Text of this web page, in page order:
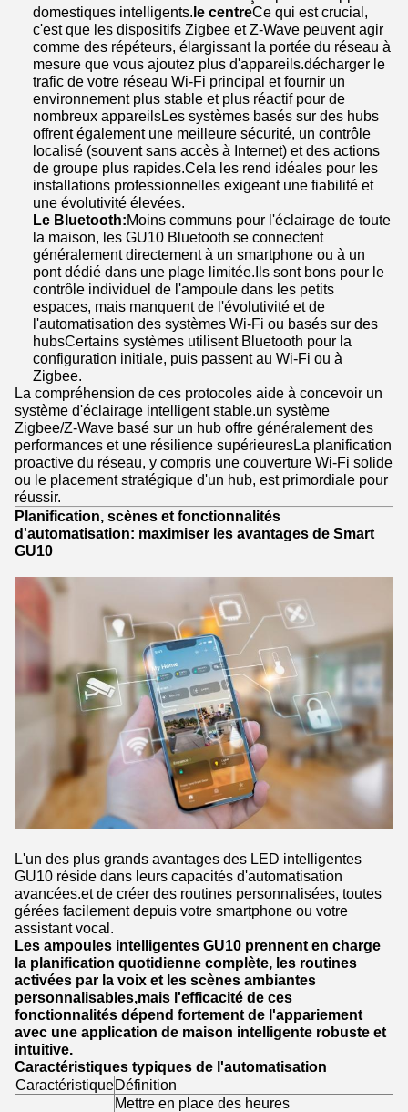
domestiques intelligents. le centreCe qui est crucial,
c'est que les dispositifs Zigbee et Z-Wave peuvent agir
comme des répéteurs, élargissant la portée du réseau à
mesure que vous ajoutez plus d'appareils.décharger le
trafic de votre réseau Wi-Fi principal et fournir un
environnement plus stable et plus réactif pour de
nombreux appareilsLes systèmes basés sur des hubs
offrent également une meilleure sécurité, un contrôle
localisé (souvent sans accès à Internet) et des actions
de groupe plus rapides.Cela les rend idéales pour les
installations professionnelles exigeant une fiabilité et
une évolutivité élevées.
Le Bluetooth:Moins communs pour l'éclairage de toute
la maison, les GU10 Bluetooth se connectent
généralement directement à un smartphone ou à un
pont dédié dans une plage limitée.Ils sont bons pour le
contrôle individuel de l'ampoule dans les petits
espaces, mais manquent de l'évolutivité et de
l'automatisation des systèmes Wi-Fi ou basés sur des
hubsCertains systèmes utilisent Bluetooth pour la
configuration initiale, puis passent au Wi-Fi ou à
Zigbee.
La compréhension de ces protocoles aide à concevoir un
système d'éclairage intelligent stable.un système
Zigbee/Z-Wave basé sur un hub offre généralement des
performances et une résilience supérieuresLa planification
proactive du réseau, y compris une couverture Wi-Fi solide
ou le placement stratégique d'un hub, est primordiale pour
réussir.
Planification, scènes et fonctionnalités
d'automatisation: maximiser les avantages de Smart
GU10
L'un des plus grands avantages des LED intelligentes
GU10 réside dans leurs capacités d'automatisation
avancées.et de créer des routines personnalisées, toutes
gérées facilement depuis votre smartphone ou votre
assistant vocal.
Les ampoules intelligentes GU10 prennent en charge
la planification quotidienne complète, les routines
activées par la voix et les scènes ambiantes
personnalisables,mais l'efficacité de ces
fonctionnalités dépend fortement de l'appariement
avec une application de maison intelligente robuste et
intuitive.
Caractéristiques typiques de l'automatisation
CaractéristiqueDéfinition
Mettre en place des heures